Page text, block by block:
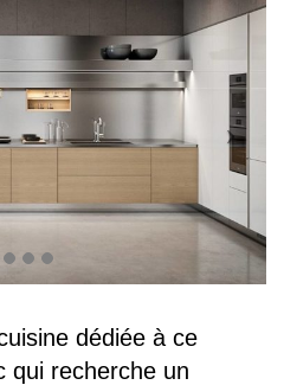
dédiée à ce
qui recherche un